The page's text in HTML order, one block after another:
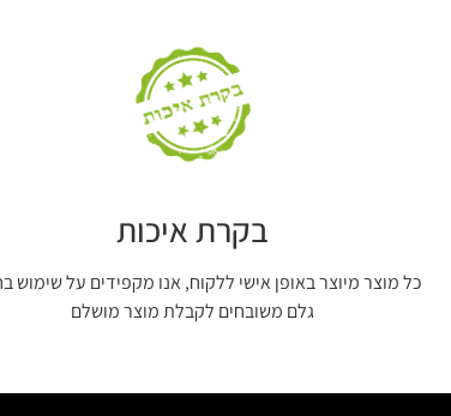
בקרת איכות
כל מוצר מיוצר באופן אישי ללקוח, אנו מקפידים על שימוש
גלם משובחים לקבלת מוצר מושלם